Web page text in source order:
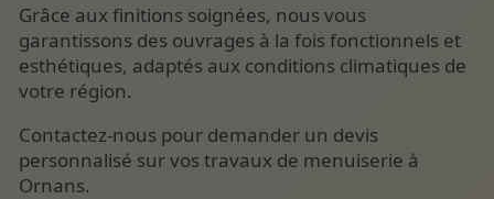
Grâce aux finitions soignées, nous vous
garantissons des ouvrages à la fois fonctionnels et
esthétiques, adaptés aux conditions climatiques de
votre région.
Contactez-nous pour demander un devis
personnalisé sur vos travaux de menuiserie à
Ornans.